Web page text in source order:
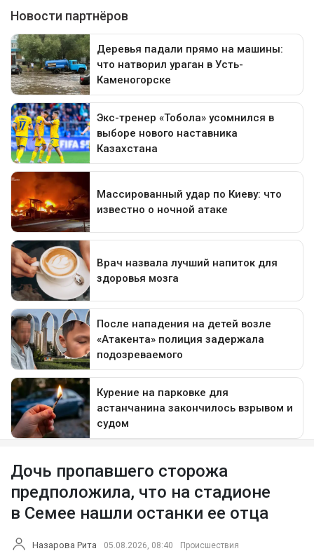
Дочь пропавшего сторожа
предположила, что на стадионе
в Семее нашли останки ее отца
Назарова Рита 05.08.2026, 08:40 Происшествия